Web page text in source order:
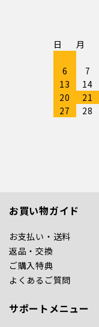
日
月
6
7
13
14
20
21
27
28
お買い物ガイド
お支払い・送料
返品・交換
ご購入特典
よくあるご質問
サポートメニュー